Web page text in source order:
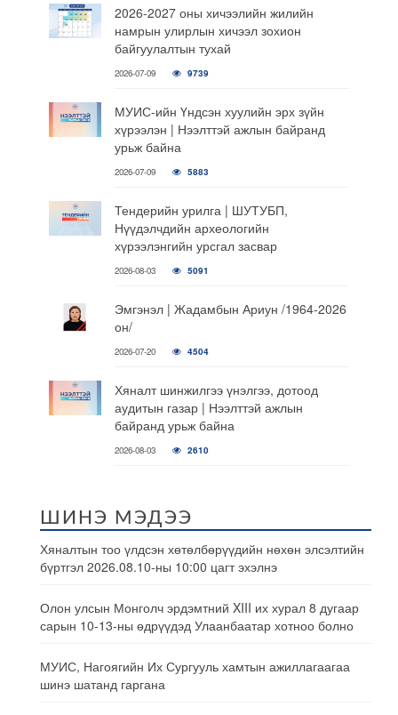
2026-2027 оны хичээлийн жилийн
намрын улирлын хичээл зохион
байгуулалтын тухай
2026-07-09 9739
МУИС-ийн Үндсэн хуулийн эрх зүйн
хүрээлэн | Нээлттэй ажлын байранд
урьж байна
2026-07-09 5883
Тендерийн урилга | ШУТУБП,
Нүүдэлчдийн археологийн
хүрээлэнгийн урсгал засвар
2026-08-03 5091
Эмгэнэл | Жадамбын Ариун /1964-2026
он/
2026-07-20 4504
Хяналт шинжилгээ үнэлгээ, дотоод
аудитын газар | Нээлттэй ажлын
байранд урьж байна
2026-08-03 2610
ШИНЭ МЭДЭЭ
Хяналтын тоо үлдсэн хөтөлбөрүүдийн нөхөн элсэлтийн
бүртгэл 2026.08.10-ны 10:00 цагт эхэлнэ
Олон улсын Монголч эрдэмтний XIII их хурал 8 дугаар
сарын 10-13-ны өдрүүдэд Улаанбаатар хотноо болно
МУИС, Нагоягийн Их Сургууль хамтын ажиллагаагаа
шинэ шатанд гаргана